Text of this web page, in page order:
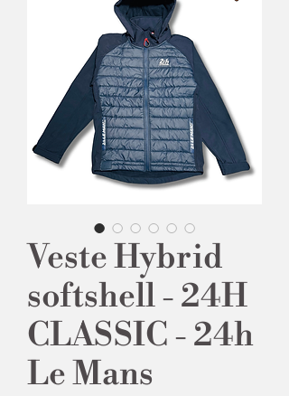
Veste Hybrid
softshell - 24H
CLASSIC - 24h
Le Mans